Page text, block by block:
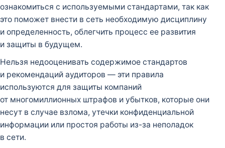
ознакомиться с используемыми стандартами, так как
это поможет внести в сеть необходимую дисциплину
и определенность, облегчить процесс ее развития
и защиты в будущем.
Нельзя недооценивать содержимое стандартов
и рекомендаций аудиторов — эти правила
используются для защиты компаний
от многомиллионных штрафов и убытков, которые они
несут в случае взлома, утечки конфиденциальной
информации или простоя работы из-за неполадок
в сети.